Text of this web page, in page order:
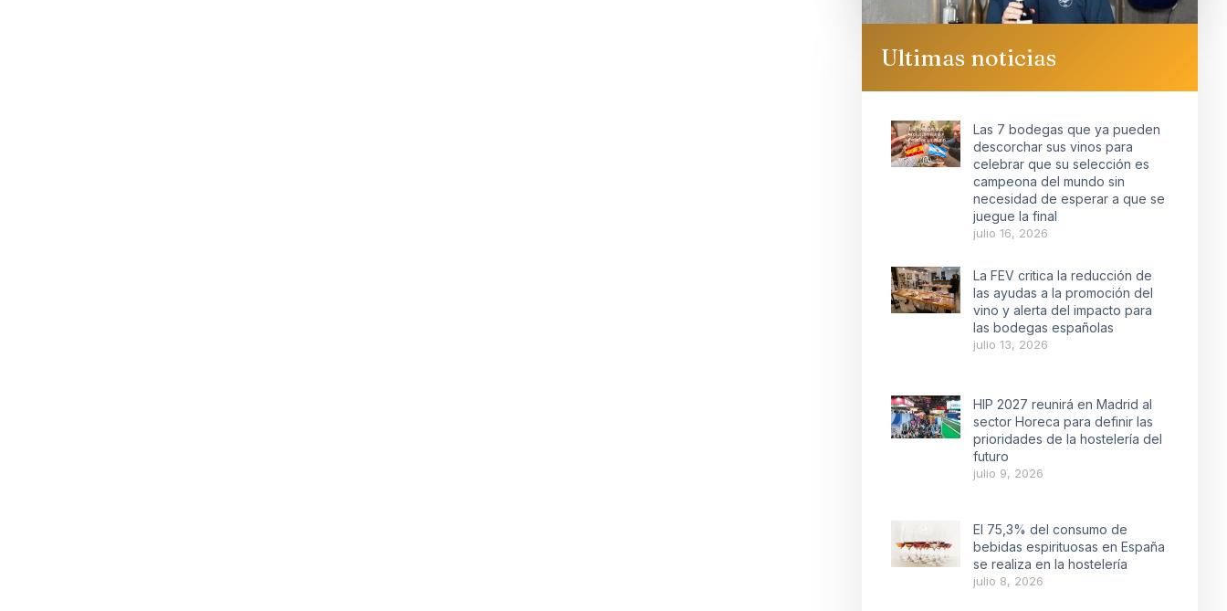
Ultimas noticias
Las 7 bodegas que ya pueden
descorchar sus vinos para
celebrar que su selección es
campeona del mundo sin
necesidad de esperar a que se
juegue la final
julio 16, 2026
La FEV critica la reducción de
las ayudas a la promoción del
vino y alerta del impacto para
las bodegas españolas
julio 13, 2026
HIP 2027 reunirá en Madrid al
sector Horeca para definir las
prioridades de la hostelería del
futuro
julio 9, 2026
El 75,3% del consumo de
bebidas espirituosas en España
se realiza en la hostelería
julio 8, 2026